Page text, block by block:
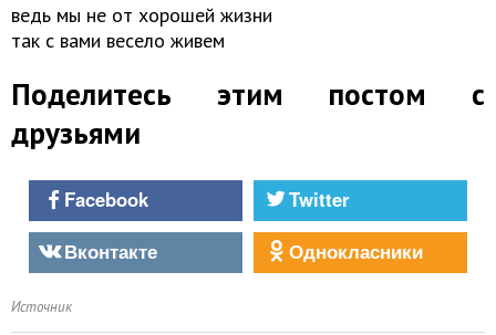
ведь мы не от хорошей жизни
так с вами весело живем
Поделитесь этим постом с
друзьями
Facebook
Twitter
Вконтакте
Однокласники
Источник